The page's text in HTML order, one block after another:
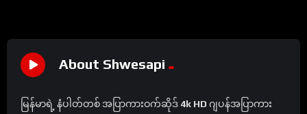
About Shwesapi
မြန်မာရဲ့ နံပါတ်တစ် အပြာကားဝက်ဆိုဒ် 4k HD ဂျပန်အပြာကား